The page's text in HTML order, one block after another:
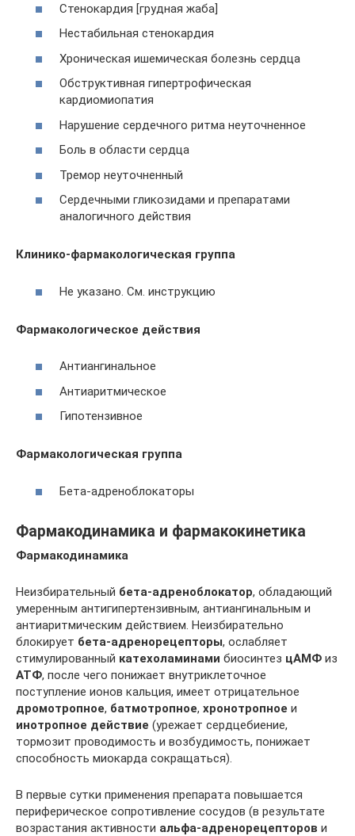
Стенокардия [грудная жаба]
Нестабильная стенокардия
Хроническая ишемическая болезнь сердца
Обструктивная гипертрофическая
кардиомиопатия
Нарушение сердечного ритма неуточненное
Боль в области сердца
Тремор неуточненный
Сердечными гликозидами и препаратами
аналогичного действия
Клинико-фармакологическая группа
Не указано. См. инструкцию
Фармакологическое действия
Антиангинальное
Антиаритмическое
Гипотензивное
Фармакологическая группа
Бета-адреноблокаторы
Фармакодинамика и фармакокинетика
Фармакодинамика
Неизбирательный бета-адреноблокатор, обладающий
умеренным антигипертензивным, антиангинальным и
антиаритмическим действием. Неизбирательно
блокирует бета-адренорецепторы, ослабляет
стимулированный катехоламинами биосинтез цАМФ из
АТФ, после чего понижает внутриклеточное
поступление ионов кальция, имеет отрицательное
дромотропное, батмотропное, хронотропное и
инотропное действие (урежает сердцебиение,
тормозит проводимость и возбудимость, понижает
способность миокарда сокращаться).
В первые сутки применения препарата повышается
периферическое сопротивление сосудов (в результате
возрастания активности альфа-адренорецепторов и